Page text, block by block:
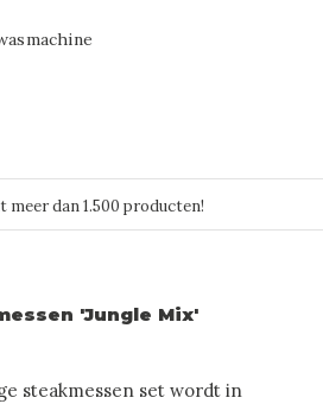
meer dan 1.500 producten!
'Jungle Mix'
steakmessen set wordt in